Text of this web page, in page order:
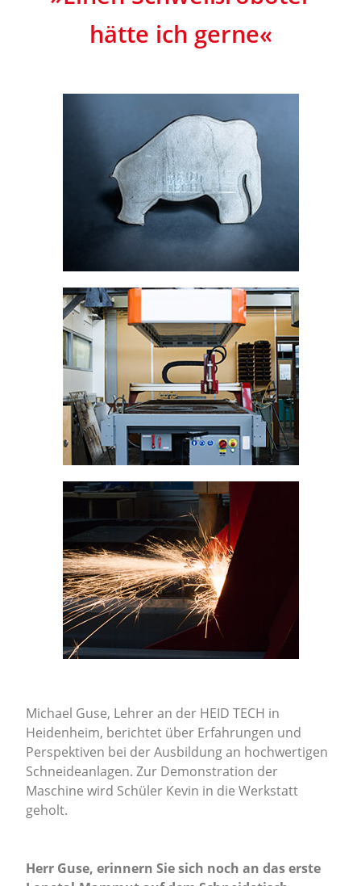
hätte ich gerne«
Michael Guse, Lehrer an der HEID TECH in
Heidenheim, berichtet über Erfahrungen und
Perspektiven bei der Ausbildung an hochwertigen
Schneideanlagen. Zur Demonstration der
Maschine wird Schüler Kevin in die Werkstatt
geholt.
Herr Guse, erinnern Sie sich noch an das erste